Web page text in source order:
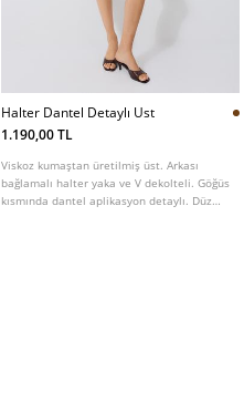
Halter Dantel Detaylı Ust
1.190,00 TL
Viskoz kumaştan üretilmiş üst. Arkası
bağlamalı halter yaka ve V dekolteli. Göğüs
kısmında dantel aplikasyon detaylı. Düz